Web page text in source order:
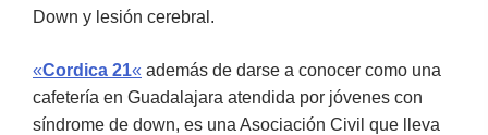
Down y lesión cerebral.
«Cordica 21« además de darse a conocer como una
cafetería en Guadalajara atendida por jóvenes con
síndrome de down, es una Asociación Civil que lleva